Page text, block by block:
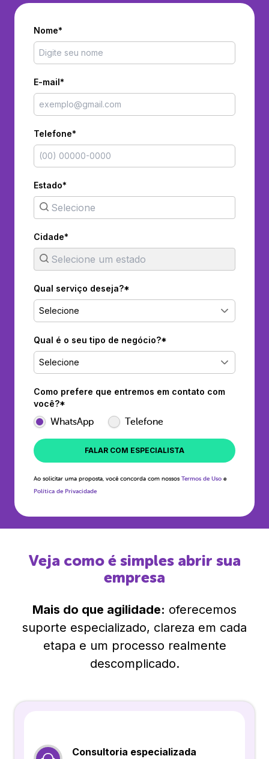
Nome*
E-mail*
Telefone*
Estado*
Cidade*
Qual serviço deseja?*
Selecione
Qual é o seu tipo de negócio?*
Selecione
Como prefere que entremos em contato com
você?*
WhatsApp Telefone
FALAR COM ESPECIALISTA
Ao solicitar uma proposta, você concorda com nossos Termos de Uso e
Política de Privacidade
Veja como é simples abrir sua
empresa
Mais do que agilidade: oferecemos
suporte especializado, clareza em cada
etapa e um processo realmente
descomplicado.
Consultoria especializada